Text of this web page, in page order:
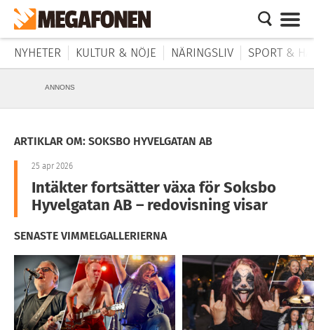
NYHETER KULTUR & NÖJE NÄRINGSLIV SPORT &
ANNONS
ARTIKLAR OM: SOKSBO HYVELGATAN AB
25 apr 2026
Intäkter fortsätter växa för Soksbo
Hyvelgatan AB – redovisning visar
SENASTE VIMMELGALLERIERNA